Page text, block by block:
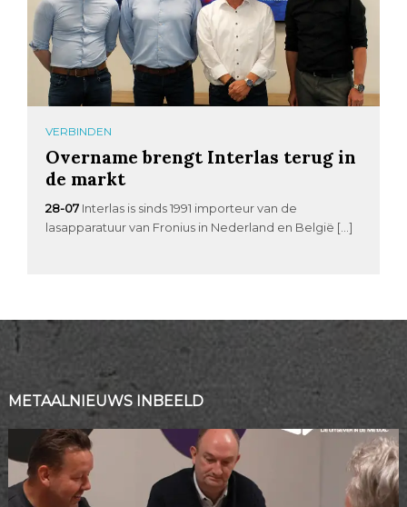
VERBINDEN
Overname brengt Interlas terug in
de markt
28-07 Interlas is sinds 1991 importeur van de
lasapparatuur van Fronius in Nederland en België […]
METAALNIEUWS INBEELD